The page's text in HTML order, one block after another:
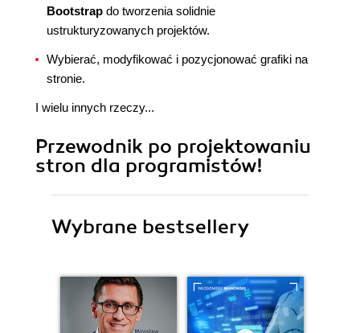
Bootstrap do tworzenia solidnie
ustrukturyzowanych projektów.
Wybierać, modyfikować i pozycjonować grafiki na
stronie.
I wielu innych rzeczy...
Przewodnik po projektowaniu
stron dla programistów!
Wybrane bestsellery